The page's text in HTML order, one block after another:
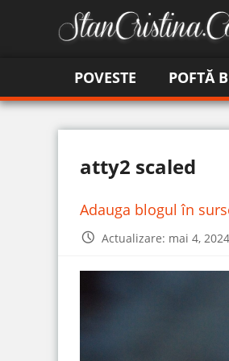
POVESTE POFTĂ
atty2 scaled
Adauga blogul în
Actualizare: mai 4, 2024